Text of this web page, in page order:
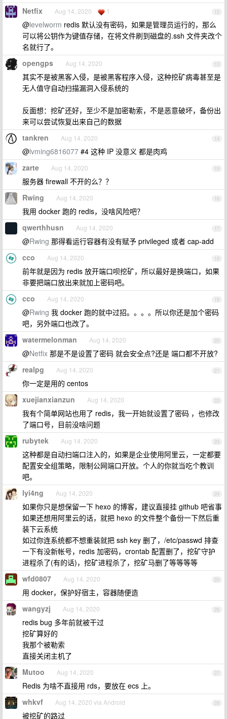
12
Netfix Aug 14, 2020 1
@levelworm redis 默认没有密码，如果是管理员运行的，那么
可以将公钥作为键值存储，在将文件刷到磁盘的.ssh 文件夹改个
名就行了。
13
opengps Aug 14, 2020
其实不是被黑客入侵，是被黑客程序入侵，这种挖矿病毒甚至是
无人值守自动扫描漏洞入侵系统的
反面想：挖矿还好，至少不是加密勒索，不是恶意破坏，备份出
来可以尝试恢复出来自己的数据
14
tankren Aug 14, 2020
@lvming6816077 #4 这种 IP 没意义 都是肉鸡
15
zarte Aug 14, 2020
服务器 firewall 不开的么？？
16
Rwing Aug 14, 2020
我用 docker 跑的 redis，没啥风险吧？
17
qwerthhusn Aug 14, 2020
@Rwing 那得看运行容器有没有赋予 privileged 或者 cap-add
18
cco Aug 14, 2020
前年就是因为 redis 放开端口呗挖矿，所以最好是换端口，如果
非要把端口放出来就加上密码吧。
19
cco Aug 14, 2020
@Rwing 我 docker 跑的就中过招。。。。所以你还是加个密码
吧，另外端口也改了。
20
watermelonman Aug 14, 2020
@Netfix 那是不是设置了密码 就会安全点?还是 端口都不开放?
21
realpg Aug 14, 2020
你一定是用的 centos
22
xuejianxianzun Aug 14, 2020
我有个简单网站也用了 redis，我一开始就设置了密码 ，也修改
了端口号，目前没啥问题
23
rubytek Aug 14, 2020
这种都是自动扫端口注入的，如果是企业使用阿里云，一定都要
配置安全组策略，限制公网端口开放。个人的你就当吃个教训
吧。
24
lyi4ng Aug 14, 2020
如果你只是想保留一下 hexo 的博客，建议直接挂 github 吧省事
如果还想用阿里云的话，就把 hexo 的文件整个备份一下然后重
装下云系统
如过你连系统都不想重装就把 ssh key 删了，/etc/passwd 排查
一下有没新帐号，redis 加密码，crontab 配置删了，挖矿守护
进程杀了(有的话)，挖矿进程杀了，挖矿马删了等等等等
25
wfd0807 Aug 14, 2020
用 docker，保护好宿主，容器随便造
26
wangyzj Aug 14, 2020
redis bug 多年前就被干过
挖矿算好的
我那个被勒索
直接关闭主机了
27
Mutoo Aug 14, 2020
Redis 为啥不直接用 rds，要放在 ecs 上。
28
whkvf Aug 14, 2020 via Android
被挖矿的路过